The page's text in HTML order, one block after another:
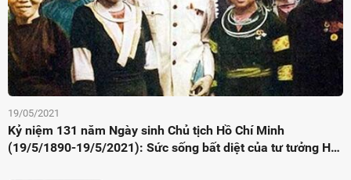
19/05/2021
Kỷ niệm 131 năm Ngày sinh Chủ tịch Hồ Chí Minh
(19/5/1890-19/5/2021): Sức sống bất diệt của tư tưởng Hồ